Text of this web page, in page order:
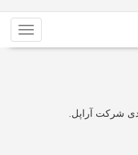
شرکت آراپل.